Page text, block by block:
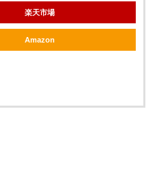
楽天市場
Amazon